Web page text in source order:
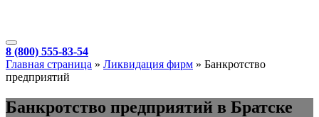
8 (800) 555-83-54
Главная страница » Ликвидация фирм » Банкротство
предприятий
Банкротство предприятий в Братске